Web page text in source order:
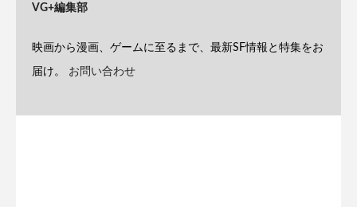
VG+編集部
映画から漫画、ゲームに至るまで、最新SF情報と特集をお
届け。 お問い合わせ